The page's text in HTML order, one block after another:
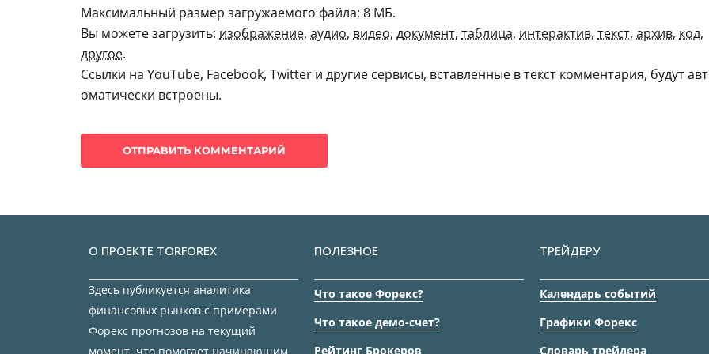
Максимальный размер загружаемого файла: 8 МБ.
Вы можете загрузить: изображение, аудио, видео, документ, таблица, интерактив, текст, архив, код,
другое.
Ссылки на YouTube, Facebook, Twitter и другие сервисы, вставленные в текст комментария, будут авт
оматически встроены.
О ПРОЕКТЕ TORFOREX
Здесь публикуется аналитика
финансовых рынков с примерами
Форекс прогнозов на текущий
момент, что помогает начинающим
ПОЛЕЗНОЕ
Что такое Форекс?
Что такое демо-счет?
Рейтинг Брокеров
ТРЕЙДЕРУ
Календарь событий
Графики Форекс
Словарь трейдера